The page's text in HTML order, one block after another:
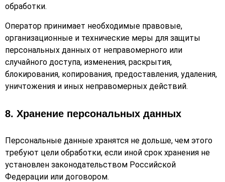
обработки.
Оператор принимает необходимые правовые,
организационные и технические меры для защиты
персональных данных от неправомерного или
случайного доступа, изменения, раскрытия,
блокирования, копирования, предоставления, удаления,
уничтожения и иных неправомерных действий.
8. Хранение персональных данных
Персональные данные хранятся не дольше, чем этого
требуют цели обработки, если иной срок хранения не
установлен законодательством Российской
Федерации или договором.